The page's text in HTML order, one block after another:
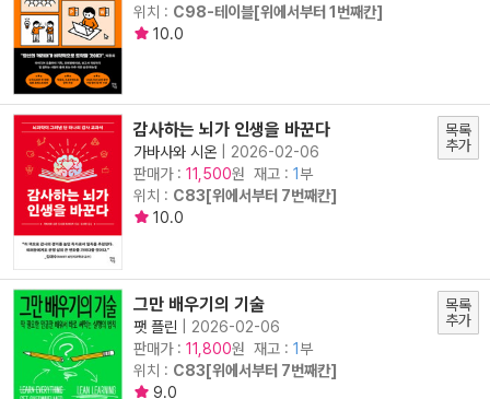
위치 : C98-테이블[위에서부터 1번째칸]
10.0
감사하는 뇌가 인생을 바꾼다
가바사와 시온
2026-02-06
판매가 : 11,500원 재고 : 1부
위치 : C83[위에서부터 7번째칸]
10.0
목록
추가
그만 배우기의 기술
팻 플린
2026-02-06
판매가 : 11,800원 재고 : 1부
위치 : C83[위에서부터 7번째칸]
9.0
목록
추가